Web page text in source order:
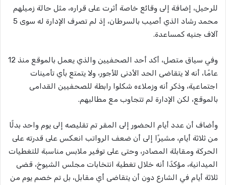
للرحيل، إضافة إلى وقائع خاصة أثرت على قراره، مثل حالة زميلهم
محمد رشاد الذي أصيب بالسرطان، إذ لم تصرف الإدارة له سوى 5
آلاف جنيه كمساعدة.
وفي سياق متصل، أكد أحد الصحفيين والذي يعمل بالموقع منذ 12
عامًا، أنه لا يتقاضى الحد الأدنى للأجور، ولا يتمتع بأي تأمينات
اجتماعية، وذكر أنه وزملاءه شكلوا رابطة للصحفيين القدامى
بالموقع، لكن الإدارة لم تتجاوب مع مطالبهم.
وأضاف أن عدد أيام الحضور إلى المقر تم تقليصه إلى يوم واحد بدلًا
من ثلاثة أيام، مشيرًا إلى أن ضعف الرواتب انعكس على قدرته على
الحركة ومقابلة المصادر، وحتى على توفير ملابس مناسبة للتغطيات
الميدانية، مؤكدًا أنه خلال تغطية انتخابات مجلس الشيوخ، قضى
ثلاثة أيام في الشارع دون أن يتقاضى أي مقابل، بل تم خصم يوم من